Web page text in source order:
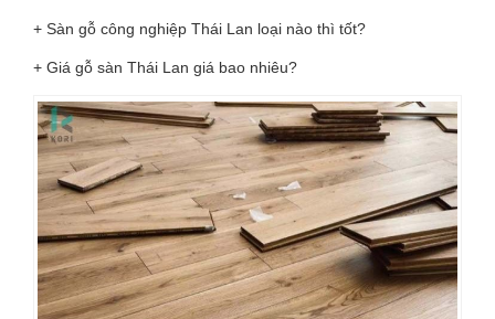
+ Sàn gỗ công nghiệp Thái Lan loại nào thì tốt?
+ Giá gỗ sàn Thái Lan giá bao nhiêu?